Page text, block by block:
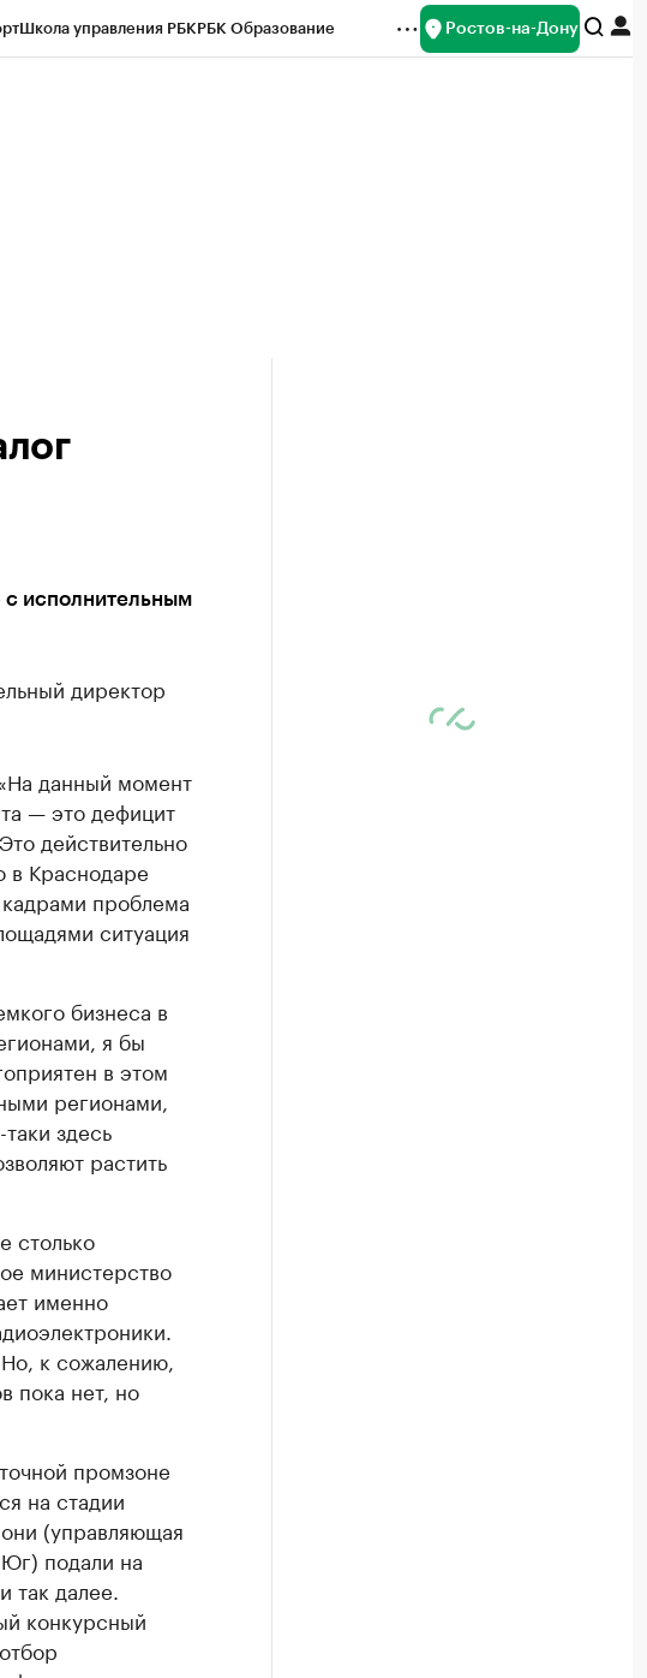
Школа управления РБКРБК Образование Ростов-на-Дону
исполнительным
директор
данный момент
— это дефицит
действительно
в Краснодаре
проблема
ситуация
бизнеса в
я бы
в этом
регионами,
здесь
растить
столько
министерство
именно
к сожалению,
пока нет, но
промзоне
на стадии
(управляющая
подали на
так далее.
конкурсный